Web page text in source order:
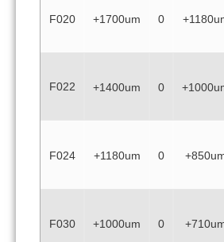
F020 +1700um 0
F022 +1400um 0
F024 +1180um 0
F030 +1000um 0